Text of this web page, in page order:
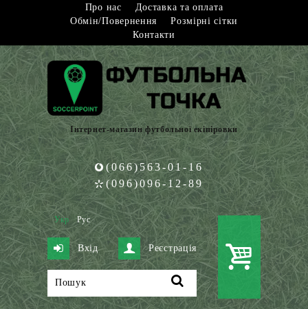
Про нас
Доставка та оплата
Обмін/Повернення
Розмірні сітки
Контакти
Інтернет-магазин футбольної екіпіровки
(066)563-01-16
(096)096-12-89
Укр Рус
Вхід Реєстрація